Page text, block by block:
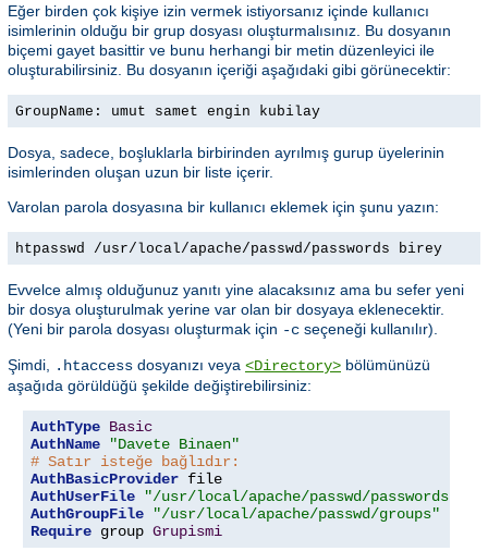
Eğer birden çok kişiye izin vermek istiyorsanız içinde kullanıcı
isimlerinin olduğu bir grup dosyası oluşturmalısınız. Bu dosyanın
biçemi gayet basittir ve bunu herhangi bir metin düzenleyici ile
oluşturabilirsiniz. Bu dosyanın içeriği aşağıdaki gibi görünecektir:
GroupName: umut samet engin kubilay
Dosya, sadece, boşluklarla birbirinden ayrılmış gurup üyelerinin
isimlerinden oluşan uzun bir liste içerir.
Varolan parola dosyasına bir kullanıcı eklemek için şunu yazın:
htpasswd /usr/local/apache/passwd/passwords birey
Evvelce almış olduğunuz yanıtı yine alacaksınız ama bu sefer yeni
bir dosya oluşturulmak yerine var olan bir dosyaya eklenecektir.
(Yeni bir parola dosyası oluşturmak için -c seçeneği kullanılır).
Şimdi, .htaccess dosyanızı veya <Directory> bölümünüzü
aşağıda görüldüğü şekilde değiştirebilirsiniz:
AuthType Basic
AuthName
"Davete Binaen"
# Satır isteğe bağlıdır:
AuthBasicProvider
AuthUserFile
"/usr/local/apache/passwd/passwords"
AuthGroupFile
"/usr/local/apache/passwd/groups"
Require group Grupismi